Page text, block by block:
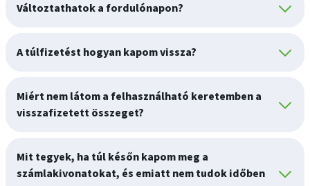
Változtathatok a fordulónapon?
A túlfizetést hogyan kapom vissza?
Miért nem látom a felhasználható keretemben a
visszafizetett összeget?
Mit tegyek, ha túl későn kapom meg a
számlakivonatokat, és emiatt nem tudok időben